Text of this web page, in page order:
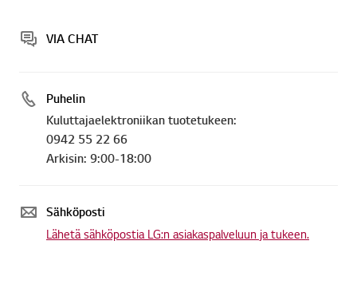
VIA CHAT
Puhelin
Kuluttajaelektroniikan tuotetukeen:
0942 55 22 66
Arkisin: 9:00-18:00
Sähköposti
Lähetä sähköpostia LG:n asiakaspalveluun ja tukeen.